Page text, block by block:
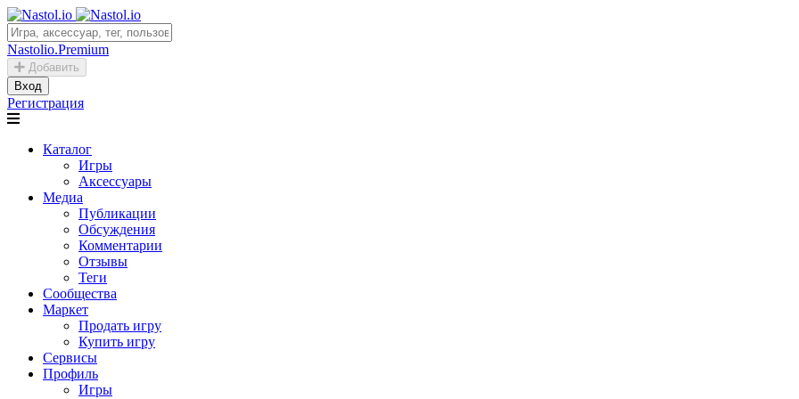
Nastolio.Premium
Добавить
Вход
Регистрация
Каталог
Игры
Аксессуары
Медиа
Публикации
Обсуждения
Комментарии
Отзывы
Теги
Сообщества
Маркет
Продать игру
Купить игру
Сервисы
Профиль
Игры